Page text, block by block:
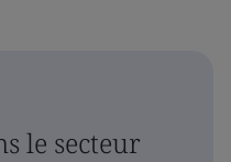
le secteur